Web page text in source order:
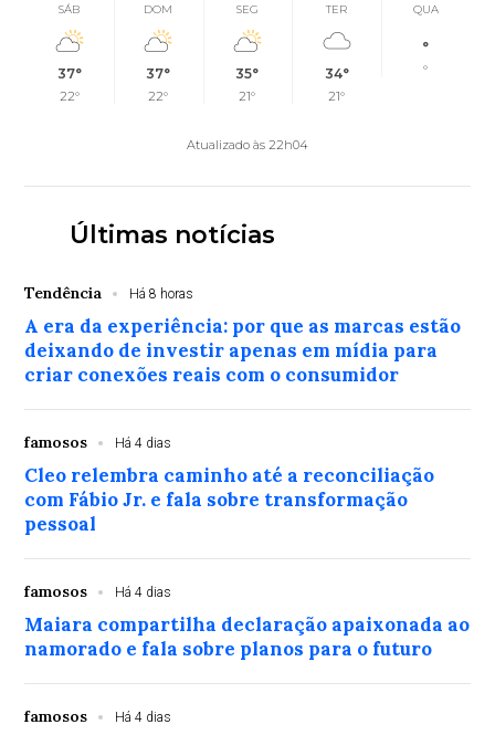
SÁB
37°
22°
DOM
37°
22°
SEG
35°
21°
TER
34°
21°
QUA
°
°
Atualizado às 22h04
Últimas notícias
Tendência Há 8 horas
A era da experiência: por que as marcas estão
deixando de investir apenas em mídia para
criar conexões reais com o consumidor
famosos Há 4 dias
Cleo relembra caminho até a reconciliação
com Fábio Jr. e fala sobre transformação
pessoal
famosos Há 4 dias
Maiara compartilha declaração apaixonada ao
namorado e fala sobre planos para o futuro
famosos Há 4 dias